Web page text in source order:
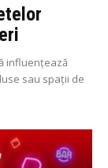
influențează
sau spații de